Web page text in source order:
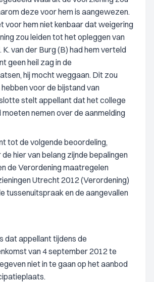
deze voor hem is aangewezen.
voor hem niet kenbaar dat weigering
zou leiden tot het opleggen van
van der Burg (B) had hem verteld
geen heil zag in de
hij mocht weggaan. Dit zou
voor de bijstand van
stelt appellant dat het college
moeten nemen over de aanmelding
tot de volgende beoordeling,
hier van belang zijnde bepalingen
de Verordening maatregelen
Utrecht 2012 (Verordening)
tussenuitspraak en de aangevallen
dat appellant tijdens de
van 4 september 2012 te
niet in te gaan op het aanbod